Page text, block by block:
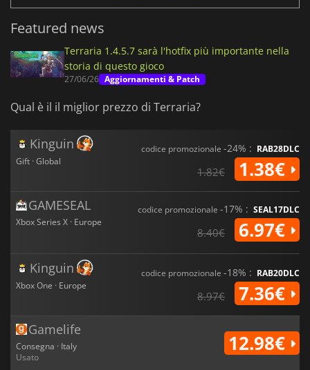
Featured news
Terraria 1.4.5.7 sarà l'hotfix più importante nella
storia di questo gioco
27/06/26 Aggiornamenti & Patch
Qual è il il miglior prezzo di Terraria?
Kinguin
Gift · Global
codice promozionale -24% : RAB28DLC
1.82€ 1.38€
GAMESEAL
Xbox Series X · Europe
codice promozionale -17% : SEAL17DLC
8.40€ 6.97€
Kinguin
Xbox One · Europe
codice promozionale -18% : RAB20DLC
8.97€ 7.36€
Gamelife
Consegna · Italy
Usato
12.98€